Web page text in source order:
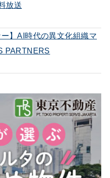
放送
ー】AI時代の異文化組織マ
PARTNERS